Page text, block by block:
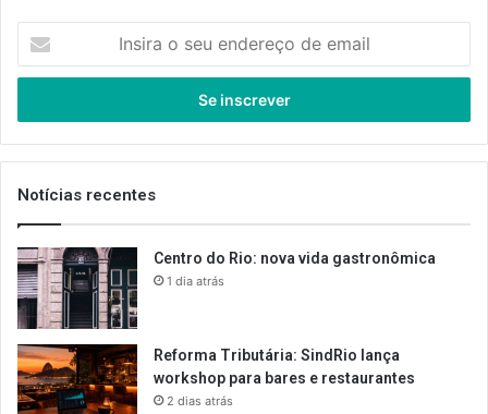
seu
de
email
Notícias recentes
Centro do Rio: nova vida gastronômica
1 dia atrás
Reforma Tributária: SindRio lança
workshop para bares e restaurantes
2 dias atrás